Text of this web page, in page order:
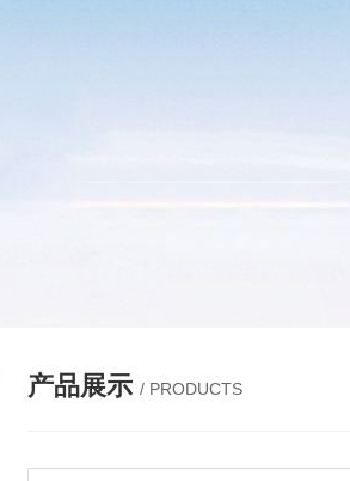
产品展示 / PRODUCTS